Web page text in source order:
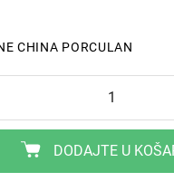
CHINA PORCULAN
DODAJTE U